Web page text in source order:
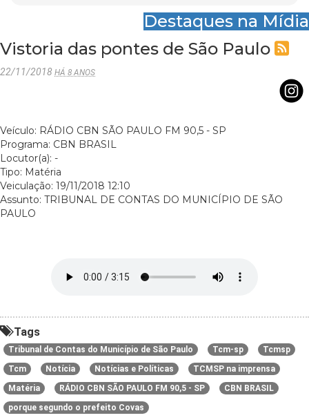
Destaques na Mídia
Vistoria das pontes de São Paulo
22/11/2018 HÁ 8 ANOS
Veículo: RÁDIO CBN SÃO PAULO FM 90,5 - SP
Programa: CBN BRASIL
Locutor(a): -
Tipo: Matéria
Veiculação: 19/11/2018 12:10
Assunto: TRIBUNAL DE CONTAS DO MUNICÍPIO DE SÃO
PAULO
Tags
Tribunal de Contas do Município de São Paulo Tcm-sp
Tcmsp
Tcm
Notícia Notícias e Políticas
TCMSP na imprensa
Matéria
RÁDIO CBN SÃO PAULO FM 90,5 - SP
CBN BRASIL
porque segundo o prefeito Covas